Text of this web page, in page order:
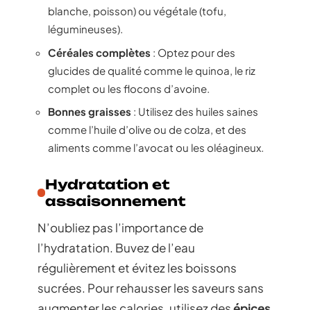
blanche, poisson) ou végétale (tofu,
légumineuses).
Céréales complètes : Optez pour des
glucides de qualité comme le quinoa, le riz
complet ou les flocons d’avoine.
Bonnes graisses : Utilisez des huiles saines
comme l’huile d’olive ou de colza, et des
aliments comme l’avocat ou les oléagineux.
Hydratation et
assaisonnement
N’oubliez pas l’importance de
l’hydratation. Buvez de l’eau
régulièrement et évitez les boissons
sucrées. Pour rehausser les saveurs sans